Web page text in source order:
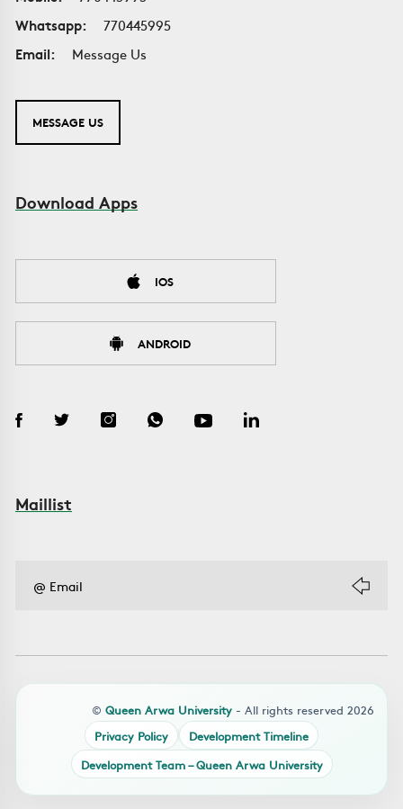
Whatsapp:
770445995
Email:
Message Us
MESSAGE US
Download Apps
IOS
ANDROID
Maillist
© Queen Arwa University - All rights reserved 2026
Privacy Policy
Development Timeline
Development Team – Queen Arwa University